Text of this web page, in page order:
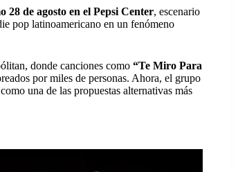
28 de agosto en el Pepsi Center, escenario
pop latinoamericano en un fenómeno
donde canciones como “Te Miro Para
por miles de personas. Ahora, el grupo
una de las propuestas alternativas más